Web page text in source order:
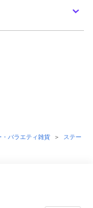
・バラエティ雑貨 ＞
ステー